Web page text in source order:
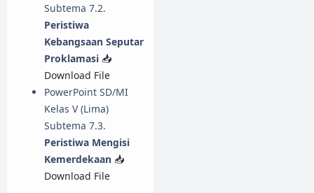
Subtema 7.2.
Peristiwa
Kebangsaan Seputar
Proklamasi 📥
Download File
PowerPoint SD/MI
Kelas V (Lima)
Subtema 7.3.
Peristiwa Mengisi
Kemerdekaan 📥
Download File